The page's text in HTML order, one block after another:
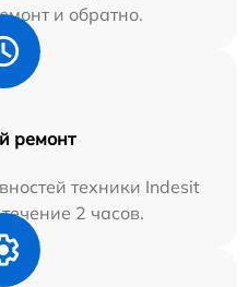
и обратно.
ремонт
техники Indesit
2 часов.